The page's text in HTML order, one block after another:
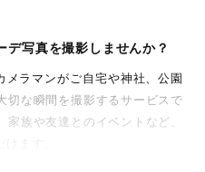
デ写真を撮影しませんか？
ラマンがご自宅や神社、公園
切な瞬間を撮影するサービスで
族や友達とのイベントなど、